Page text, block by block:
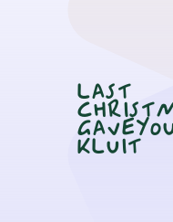
LAST
KLUIT